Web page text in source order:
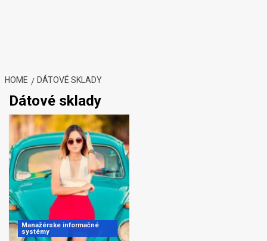
HOME DÁTOVÉ SKLADY
Dátové sklady
Manažérske informačné
systémy